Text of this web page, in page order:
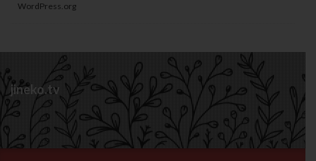
WordPress.org
jineko.tv